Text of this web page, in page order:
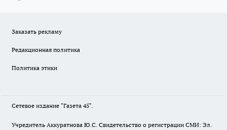
Заказать рекламу
Редакционная политика
Политика этики
Сетевое издание "Газета 45".
Учредитель Аккуратнова Ю.С. Свидетельство о регистрации СМИ: Эл.